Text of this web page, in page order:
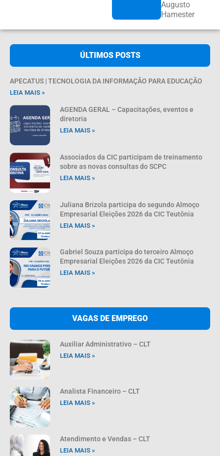
Augusto
Hamester
ÚLTIMOS POSTS
APECATUS | TECNOLOGIA DA INFORMAÇÃO PARA EDUCAÇÃO
LEIA MAIS »
AGENDA GERAL – Capacitações, eventos e
diretoria
LEIA MAIS »
Associados da CIC participam de treinamento
sobre as novas consultas do SCPC
LEIA MAIS »
Juliana Brizola participa do segundo Almoço
Empresarial Eleições 2026 da CIC Teutônia
LEIA MAIS »
Gabriel Souza participa do terceiro Almoço
Empresarial Eleições 2026 da CIC Teutônia
LEIA MAIS »
VAGAS DE EMPREGO
Auxiliar Administrativo – CLT
LEIA MAIS »
Analista Financeiro – CLT
LEIA MAIS »
Atendimento e Vendas – CLT
LEIA MAIS »